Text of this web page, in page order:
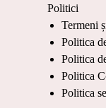
Politici
Termeni
Politica
Politica
Politica
Politica